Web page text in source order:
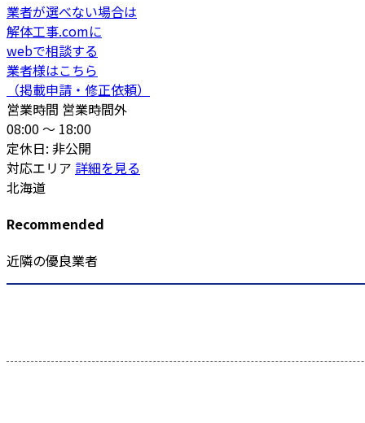
業者が選べない場合は
解体工事.comに
webで相談する
業者様はこちら
（掲載申請・修正依頼）
営業時間 営業時間外
08:00 〜 18:00
定休日: 非公開
対応エリア 詳細を見る
北海道
Recommended
近隣の優良業者